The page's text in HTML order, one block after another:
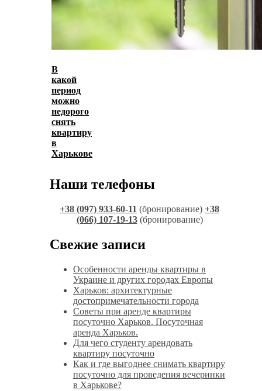
В
какой
период
можно
недорого
снять
квартиру
в
Харькове
Наши телефоны
+38 (097) 933-60-11 (бронирование) +38
(066) 107-19-13(бронирование)
Свежие записи
Особенности аренды квартиры в
Украине и других городах Европы
Харьков: архитектурные
достопримечательности города
Советы при аренде квартиры
посуточно Харьков. Посуточная
аренда Харьков.
Для чего студенту арендовать
квартиру посуточно
Как и где выгоднее снимать квартиру
посуточно для проведения вечеринки
в Харькове?